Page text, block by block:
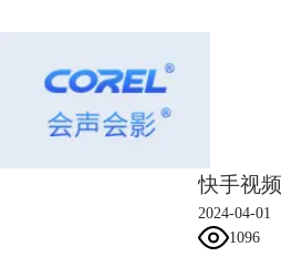
2024-04-01
1096